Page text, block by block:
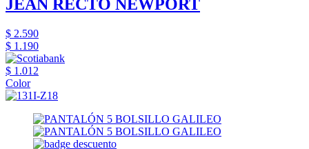
JEAN RECTO NEWPORT
$ 2.590
$ 1.190
$ 1.012
Color